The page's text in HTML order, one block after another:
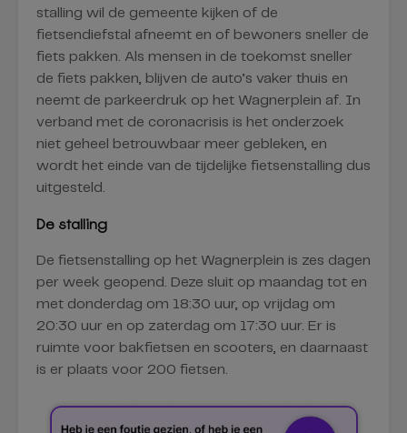
stalling wil de gemeente kijken of de
fietsendiefstal afneemt en of bewoners sneller de
fiets pakken. Als mensen in de toekomst sneller
de fiets pakken, blijven de auto’s vaker thuis en
neemt de parkeerdruk op het Wagnerplein af. In
verband met de coronacrisis is het onderzoek
niet geheel betrouwbaar meer gebleken, en
wordt het einde van de tijdelijke fietsenstalling dus
uitgesteld.
De stalling
De fietsenstalling op het Wagnerplein is zes dagen
per week geopend. Deze sluit op maandag tot en
met donderdag om 18:30 uur, op vrijdag om
20:30 uur en op zaterdag om 17:30 uur. Er is
ruimte voor bakfietsen en scooters, en daarnaast
is er plaats voor 200 fietsen.